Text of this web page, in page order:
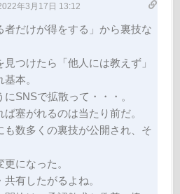
年3月17日 13:12
者だけが得をする」から裏技な
つけたら「他人には教えず」
本。
SNSで拡散って・・・。
塞がれるのは当たり前だ。
も数多くの裏技が公開され、そ
になった。
有したがるよね。